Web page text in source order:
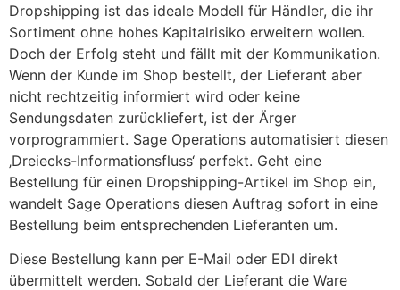
Dropshipping ist das ideale Modell für Händler, die ihr
Sortiment ohne hohes Kapitalrisiko erweitern wollen.
Doch der Erfolg steht und fällt mit der Kommunikation.
Wenn der Kunde im Shop bestellt, der Lieferant aber
nicht rechtzeitig informiert wird oder keine
Sendungsdaten zurückliefert, ist der Ärger
vorprogrammiert. Sage Operations automatisiert diesen
‚Dreiecks-Informationsfluss‘ perfekt. Geht eine
Bestellung für einen Dropshipping-Artikel im Shop ein,
wandelt Sage Operations diesen Auftrag sofort in eine
Bestellung beim entsprechenden Lieferanten um.
Diese Bestellung kann per E-Mail oder EDI direkt
übermittelt werden. Sobald der Lieferant die Ware